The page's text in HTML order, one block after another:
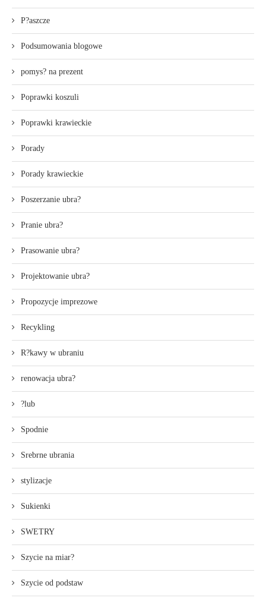
P?aszcze
Podsumowania blogowe
pomys? na prezent
Poprawki koszuli
Poprawki krawieckie
Porady
Porady krawieckie
Poszerzanie ubra?
Pranie ubra?
Prasowanie ubra?
Projektowanie ubra?
Propozycje imprezowe
Recykling
R?kawy w ubraniu
renowacja ubra?
?lub
Spodnie
Srebrne ubrania
stylizacje
Sukienki
SWETRY
Szycie na miar?
Szycie od podstaw